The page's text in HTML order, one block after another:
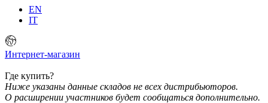
EN
IT
Интернет-магазин
Где купить?
Ниже указаны данные складов не всех дистрибьюторов.
О расширении участников будет сообщаться дополнительно.